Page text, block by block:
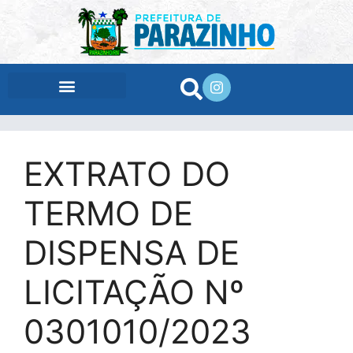
EXTRATO DO
TERMO DE
DISPENSA DE
LICITAÇÃO Nº
0301010/2023